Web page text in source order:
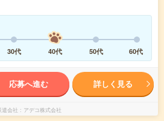
30代 40代 50代 60代
応募へ進む 詳しく見る
遣会社 アデコ株式会社